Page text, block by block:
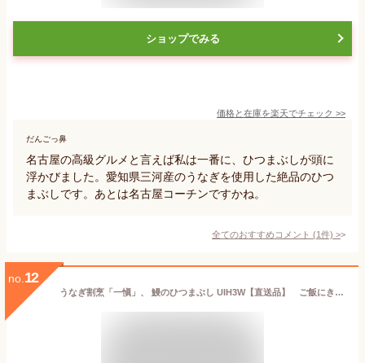
ショップでみる
価格と在庫を楽天でチェック >>
だんごっ鼻
名古屋の高級グルメと言えば私は一番に、ひつまぶしが頭に
浮かびました。愛知県三河産のうなぎを使用した絶品のひつ
まぶしです。あとは名古屋コーチンですかね。
全てのおすすめコメント (1件) >
no. 12
うなぎ割烹「一愼」、 鰻のひつまぶし UIH3W【直送品】 ご飯にきざみ鰻とたれをまぶして食べることから「ひつまぶし」とよばれ、愛知県特に名古屋の郷土料理・名物料理として知られています